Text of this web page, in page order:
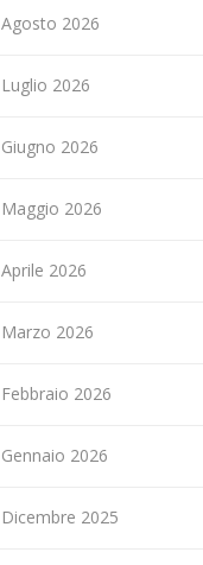
Agosto 2026
Luglio 2026
Giugno 2026
Maggio 2026
Aprile 2026
Marzo 2026
Febbraio 2026
Gennaio 2026
Dicembre 2025